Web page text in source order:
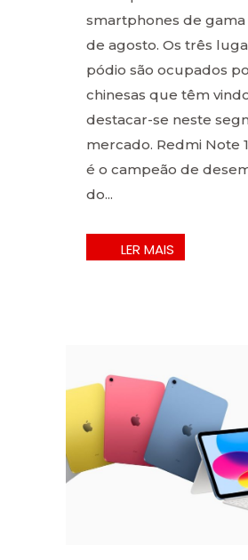
smartphones de gama
de agosto. Os três
pódio são ocupados
chinesas que têm
destacar-se neste
mercado. Redmi Note
é o campeão de
do...